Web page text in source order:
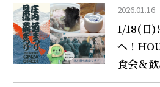
2026.01.16
1/18(日)
へ！
食会＆